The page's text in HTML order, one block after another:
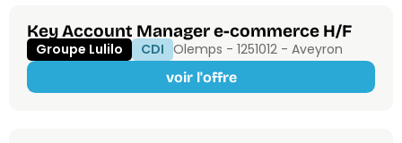
Key Account Manager e-commerce H/F
Groupe Lulilo CDI Olemps - 1251012 - Aveyron
voir l'offre